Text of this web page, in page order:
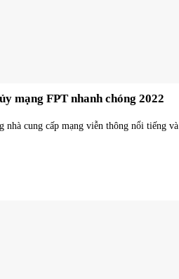
mạng FPT nhanh chóng 2022
nhà cung cấp mạng viễn thông nổi tiếng và